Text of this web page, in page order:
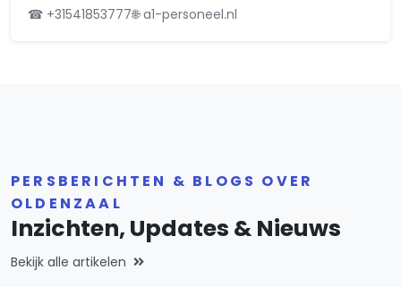
☎ +31541853777🌐 a1-personeel.nl
PERSBERICHTEN & BLOGS OVER
OLDENZAAL
Inzichten, Updates & Nieuws
Bekijk alle artikelen